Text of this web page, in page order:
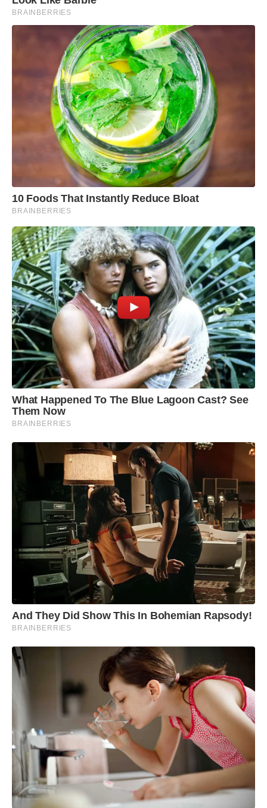
BRAINBERRIES
10 Foods That Instantly Reduce Bloat
BRAINBERRIES
What Happened To The Blue Lagoon Cast? See
Them Now
BRAINBERRIES
And They Did Show This In Bohemian Rapsody!
BRAINBERRIES